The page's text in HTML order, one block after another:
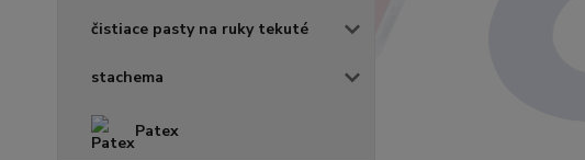
čistiace pasty na ruky tekuté
stachema
Patex